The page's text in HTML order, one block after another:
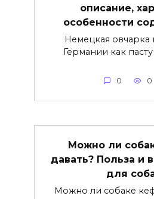
описание,
особенности
Немецкая овчарка
Германии как
0 0
Можно ли
давать? Польза и
для
Можно ли собаке